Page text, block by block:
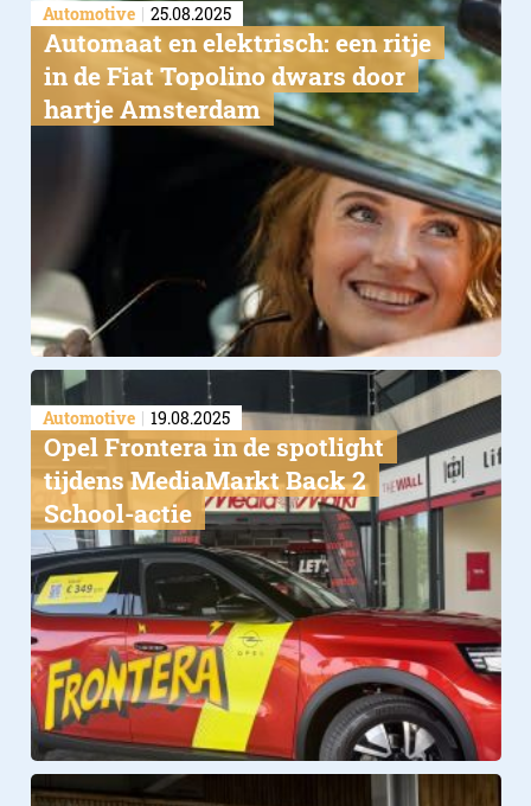
Automotive 25.08.2025
Automaat en elektrisch: een ritje
in de Fiat Topolino dwars door
hartje Amsterdam
Automotive 19.08.2025
Opel Frontera in de spotlight
tijdens MediaMarkt Back 2
School-actie